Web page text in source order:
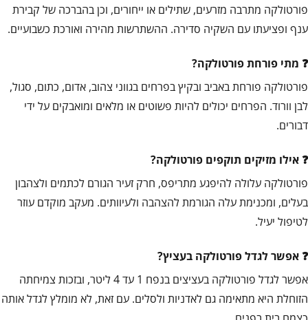
פורטולקה מתרבה מזרעים, שתילים או ייחורים, וכן בהברכה של קבירת
ענף ופציעתו עם השקיה סדירה. ההשתרשות מהירה ואורכת כשבועיים.
מתי פורחת פורטולקה?
פורטולקה פורחת באביב ובקיץ בפרחים בגווני צהוב, אדום, כתום, סגול,
לבן וורוד. הפרחים יכולים להיות פשוטים או מלאים ומואבקים על ידי
דבורים.
אילו מזיקים תוקפים פורטולקה?
פורטולקה עלולה להיפגע מתריפס, חרק זעיר הגורם לכתמים ולצהבון
בעלים, ומכנימת עלה הגורמת להצהבה ולעיוותים. מעקב מוקדם עוזר
לטיפול יעיל.
אפשר לגדל פורטולקה בעציץ?
אפשר לגדל פורטולקה בעציצים בנפח 1 עד 4 ליטר, ובזכות צמיחתה
הזוחלת היא מתאימה גם לאדניות ולסלים. עם זאת, לא מומלץ לגדל אותה